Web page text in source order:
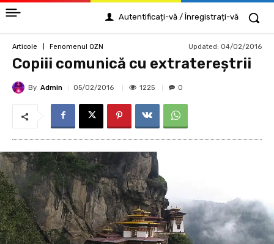
Autentificați-vă / Înregistrați-vă
Articole Fenomenul OZN Updated: 04/02/2016
Copiii comunică cu extratereştrii
By Admin 05/02/2016 1225 0